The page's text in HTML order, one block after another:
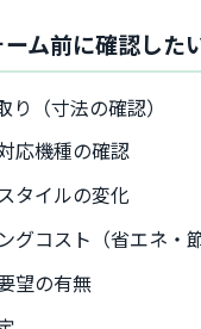
ム前に確認した
（寸法の確認）
応機種の確認
タイルの変化
グコスト（省エネ・
望の有無